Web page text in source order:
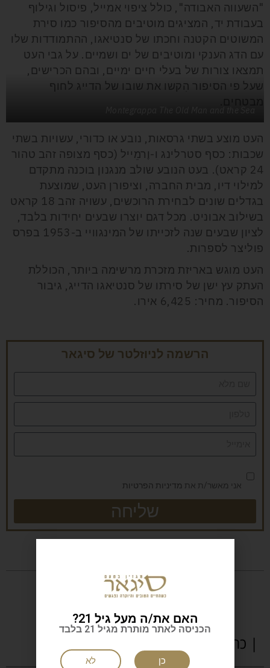
"השעווה האבודה", כולל ציפוי אמייל, פיסול וגילוף
בעבודת יד, המציגים מוטיבים מהסיפור כמו סירת
המשוטים הקטנה וחכתו של סנטיאגו, ההתמודדות שלו
עם הדג הענקי ומוטיבים של ים ושמיים. על גבי העט
תמצאו צורות של בעלי חיים ימיים, ובהם הכרישים,
שעל פי הסיפור הִקשו את שובו של הדייג לחוף
העט מוצע בשתי גרסאות, נובע או כדורי, עשויות בשתי
שכבות: כסף סטרלינג ו-וֶרמֵייל (כסף מצופה זהב טהור
24 קראט). בעט הנובע שולב מנגנון בוכנה מתקדם
למילוי דיו, מבית החברה, וציפורן העט, שמוצעת
בגדלים שונים לבחירת הרוכשים, עשויה זהב 18 קראט
בשילוב אבוניט. מכל דגם יוצרו שבעים יחידות בלבד,
לציון שבעים שנה לזכייתו של המינגוויי ב-1953 בפרס
פוליצר לספרות.
העט מוגש באריזת מזכרת מרשימה ביותר, הכוללת
העתק עץ ישן של סירתו של סנטיאגו הדייג, גיבור
הסיפור. מחיר: 6,425 אירו.
הרשמה לניוזלטר של סיגאר
אני מאשר/ת את מדיניות הפרטיות
שליחה
| כתבות נוספות
האם את/ה מעל גיל 21?
הכניסה לאתר מותרת מגיל 21 בלבד
לא כן